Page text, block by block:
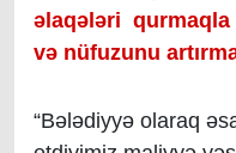
əlaqələri qurmaqla
və nüfuzunu
“Bələdiyyə olaraq